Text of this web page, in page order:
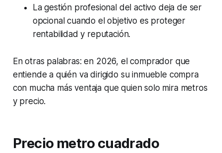
La gestión profesional del activo deja de ser
opcional cuando el objetivo es proteger
rentabilidad y reputación.
En otras palabras: en 2026, el comprador que
entiende a quién va dirigido su inmueble compra
con mucha más ventaja que quien solo mira metros
y precio.
Precio metro cuadrado